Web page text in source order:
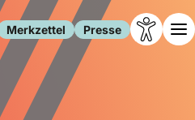
Merkzettel Presse
Gesellschaft